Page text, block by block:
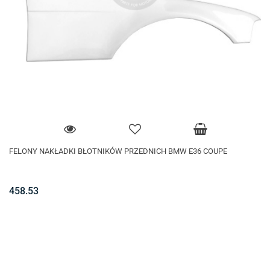
FELONY NAKŁADKI BŁOTNIKÓW PRZEDNICH BMW E36 COUPE
458.53